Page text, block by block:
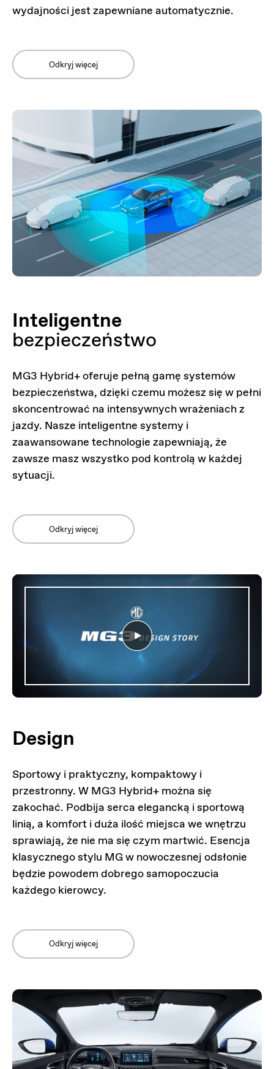
wydajności jest zapewniane automatycznie.
Odkryj więcej
Inteligentne
bezpieczeństwo
MG3 Hybrid+ oferuje pełną gamę systemów
bezpieczeństwa, dzięki czemu możesz się w pełni
skoncentrować na intensywnych wrażeniach z
jazdy. Nasze inteligentne systemy i
zaawansowane technologie zapewniają, że
zawsze masz wszystko pod kontrolą w każdej
sytuacji.
Odkryj więcej
Design
Sportowy i praktyczny, kompaktowy i
przestronny. W MG3 Hybrid+ można się
zakochać. Podbija serca elegancką i sportową
linią, a komfort i duża ilość miejsca we wnętrzu
sprawiają, że nie ma się czym martwić. Esencja
klasycznego stylu MG w nowoczesnej odsłonie
będzie powodem dobrego samopoczucia
każdego kierowcy.
Odkryj więcej